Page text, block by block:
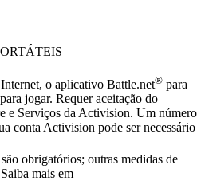
o aplicativo Battle.net® para
jogar. Requer aceitação do
e Serviços da Activision. Um número
conta Activision pode ser necessário
obrigatórios; outras medidas de
mais em